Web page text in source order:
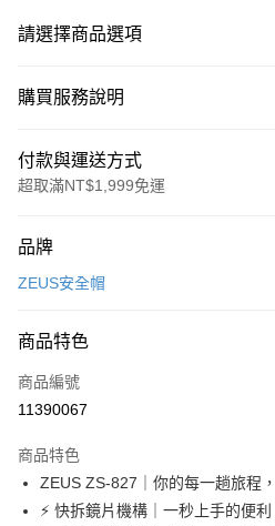
請選擇商品選項
購買服務說明
付款與運送方式
超取滿NT$1,999免運
信用卡一次付款
3 期 0 利率 每期
合作金庫商業銀行
上海商業儲蓄銀行
臺灣中小企業銀行
匯豐（台灣）商業銀行
聯邦商業銀行
超商取貨付款
LINE Pay
Apple Pay
街口支付
品牌
ZEUS安全帽
商品特色
商品編號
11390067
商品特色
ZEUS ZS-827｜你的每一趟旅程
⚡ 快拆鏡片機構｜一秒上手的便利